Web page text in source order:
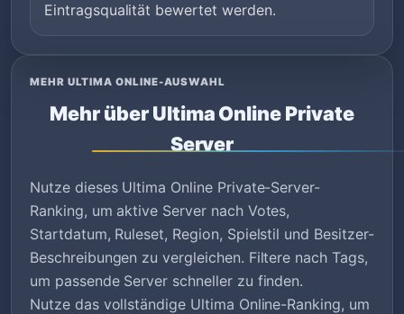
Eintragsqualität bewertet werden.
MEHR ULTIMA ONLINE-AUSWAHL
Mehr über Ultima Online Private
Server
Nutze dieses Ultima Online Private-Server-
Ranking, um aktive Server nach Votes,
Startdatum, Ruleset, Region, Spielstil und Besitzer-
Beschreibungen zu vergleichen. Filtere nach Tags,
um passende Server schneller zu finden.
Nutze das vollständige Ultima Online-Ranking, um